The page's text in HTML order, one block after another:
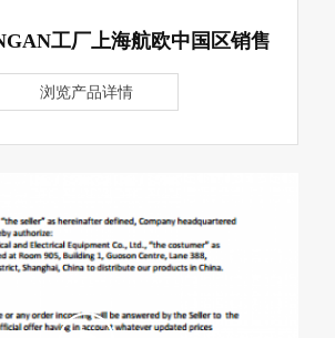
工厂上海航欧中国区销售
浏览产品详情